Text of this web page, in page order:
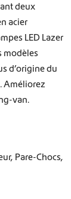
deux
acier
LED Lazer
modèles
d’origine du
Améliorez
van.
, Pare-Chocs,